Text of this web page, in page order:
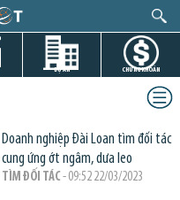
DỰ ÁN CHỨNG KHOÁN
Doanh nghiệp Đài Loan tìm đối tác
cung ứng ớt ngâm, dưa leo
TÌM ĐỐI TÁC - 09:52 22/03/2023